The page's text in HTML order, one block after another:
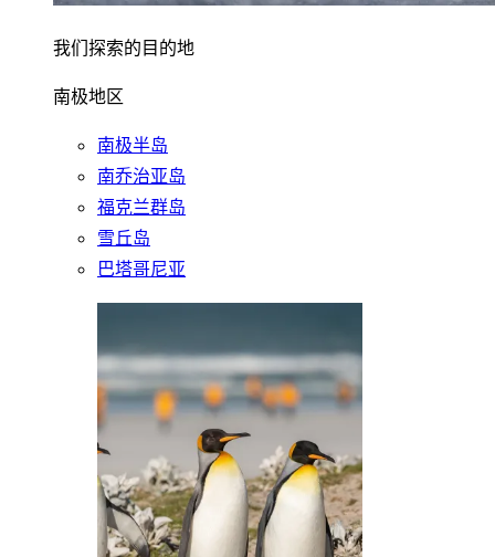
我们探索的目的地
南极地区
南极半岛
南乔治亚岛
福克兰群岛
雪丘岛
巴塔哥尼亚